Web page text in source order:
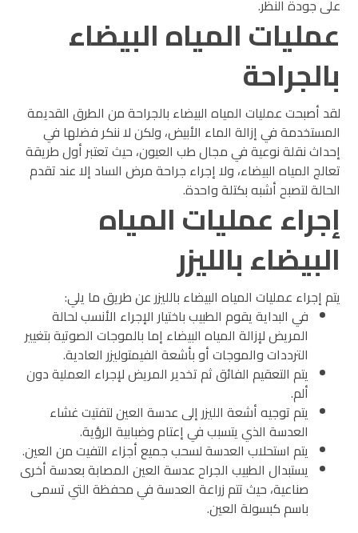
على جودة النظر.
عمليات المياه البيضاء
بالجراحة
لقد أصبحت عمليات المياه البيضاء بالجراحة من الطرق القديمة
المستخدمة في إزالة الماء الأبيض، ولكن لا ننكر فضلها في
إحداث نقلة نوعية في مجال طب العيون، حيث تعتبر أول طريقة
تعالج المياه البيضاء، ولا إجراء جراحة مرض الساد إلا عند تقدم
الحالة لتصبح أشبه بكتلة واحدة.
إجراء عمليات المياه
البيضاء بالليزر
يتم إجراء عمليات المياه البيضاء بالليزر عن طريق ما يلي:
في البداية يقوم الطبيب باختيار الإجراء الأنسب لحالة
المريض لإزالة المياه البيضاء إما بالموجات الصوتية بتغيير
الترددات والموجات أو بأشعة الفيمتوليزر العادية.
يتم التعقيم الفائق ثم تخدير المريض لإجراء العملية دون
ألم.
يتم توجيه أشعة الليزر إلى عدسة العين لتفتيت غشاء
العدسة الذي يتسبب في إعتام وضبابية الرؤية.
يتم استحلاب العدسة لسحب جميع أجزاء التفيت من العين.
يستبدال الطبيب الجراح عدسة العين المصابة بعدسة أخرى
صناعية، حيث تتم زراعة العدسة في محفظة التي تسمى
باسم كبسولة العين.